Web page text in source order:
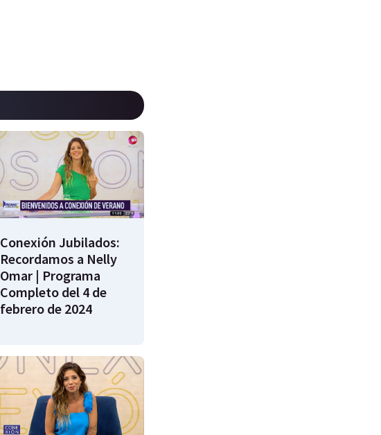
Conexión Jubilados:
Recordamos a Nelly
Omar | Programa
Completo del 4 de
febrero de 2024